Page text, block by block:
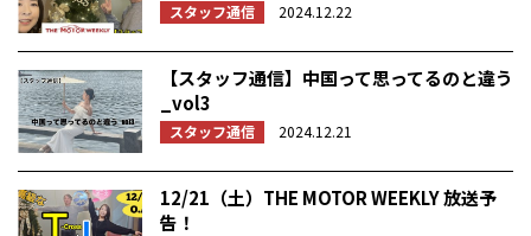
スタッフ通信 2024.12.22
【スタッフ通信】中国って思ってるのと違う
_vol3
スタッフ通信 2024.12.21
12/21（土）THE MOTOR WEEKLY 放送予
告！